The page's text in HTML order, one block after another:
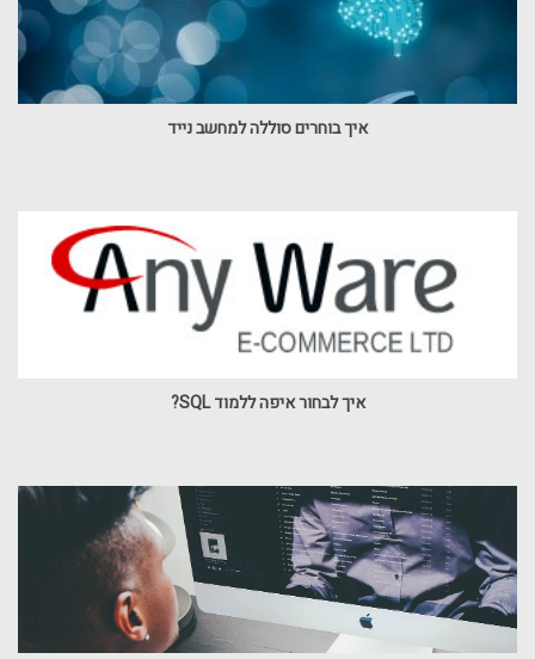
איך בוחרים סוללה למחשב נייד
איך לבחור איפה ללמוד SQL?